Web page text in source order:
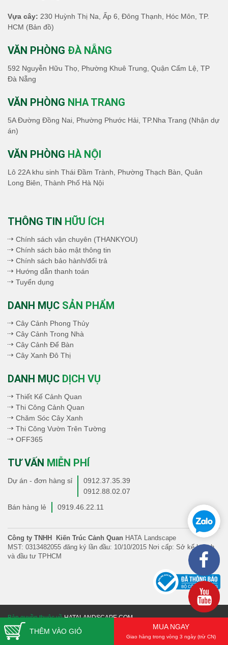
MUA NGAY
Giao hàng trong vòng 3 ngày (trừ CN)
THÊM VÀO GIỎ
Vựa cây: 230 Huỳnh Thị Na, Ấp 6, Đông Thạnh, Hóc Môn, TP.
HCM (Bản đồ)
VĂN PHÒNG ĐÀ NẴNG
592 Nguyễn Hữu Thọ, Phường Khuê Trung, Quận Cẩm Lệ, TP
Đà Nẵng
VĂN PHÒNG NHA TRANG
5A Đường Đồng Nai, Phường Phước Hải, TP.Nha Trang (Nhận dự
án)
VĂN PHÒNG HÀ NỘI
Lô 22A khu sinh Thái Đầm Trành, Phường Thạch Bàn, Quân
Long Biên, Thành Phố Hà Nội
THÔNG TIN HỮU ÍCH
Chính sách vận chuyên (THANKYOU)
Chính sách bảo mật thông tin
Chính sách bảo hành/đổi trả
Hướng dẫn thanh toán
Tuyển dụng
DANH MỤC SẢN PHẨM
Cây Cảnh Phong Thủy
Cây Cảnh Trong Nhà
Cây Cảnh Để Bàn
Cây Xanh Đô Thị
DANH MỤC DỊCH VỤ
Thiết Kế Cảnh Quan
Thi Công Cảnh Quan
Chăm Sóc Cây Xanh
Thi Công Vườn Trên Tường
OFF365
TƯ VẤN MIỄN PHÍ
Dự án - đơn hàng sỉ
0912.37.35.39
0912.88.02.07
Bán hàng lẻ
0919.46.22.11
Công ty TNHH Kiến Trúc Cảnh Quan HATA Landscape
MST: 0313482055 đăng ký lần đầu: 10/10/2015 Nơi cấp: Sở kế hoạch
và đầu tư TPHCM
Bản quyền thuộc về HATALANDSCAPE.COM